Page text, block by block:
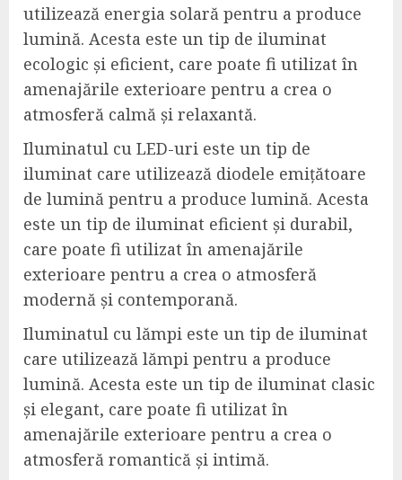
utilizează energia solară pentru a produce
lumină. Acesta este un tip de iluminat
ecologic și eficient, care poate fi utilizat în
amenajările exterioare pentru a crea o
atmosferă calmă și relaxantă.
Iluminatul cu LED-uri este un tip de
iluminat care utilizează diodele emițătoare
de lumină pentru a produce lumină. Acesta
este un tip de iluminat eficient și durabil,
care poate fi utilizat în amenajările
exterioare pentru a crea o atmosferă
modernă și contemporană.
Iluminatul cu lămpi este un tip de iluminat
care utilizează lămpi pentru a produce
lumină. Acesta este un tip de iluminat clasic
și elegant, care poate fi utilizat în
amenajările exterioare pentru a crea o
atmosferă romantică și intimă.